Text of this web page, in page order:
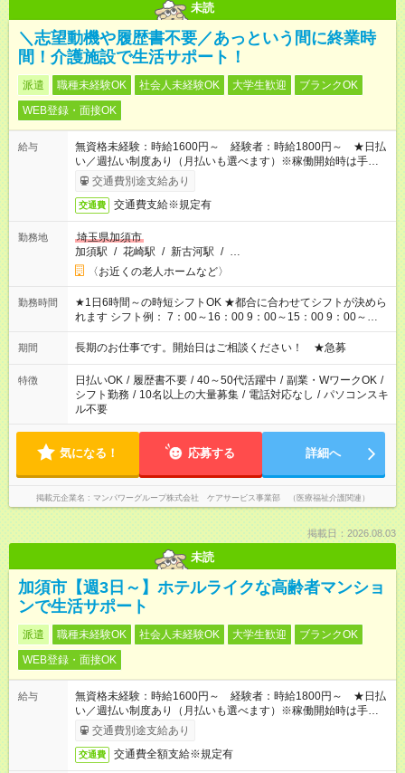
未読
＼志望動機や履歴書不要／あっという間に終業時
間！介護施設で生活サポート！
派遣 職種未経験OK 社会人未経験OK 大学生歓迎
ブランクOK
WEB登録・面接OK
給与
無資格未経験：時給1600円～ 経験者：時給1800円～ ★日払
い／週払い制度あり（月払いも選べます）※稼働開始時は手続き
完了次第のお支払いとなります。
交通費別途支給あり
交通費 交通費支給※規定有
勤務地
埼玉県加須市
加須駅 / 花崎駅 / 新古河駅 / …
〈お近くの老人ホームなど〉
勤務時間
★1日6時間～の時短シフトOK ★都合に合わせてシフトが決めら
れます シフト例： 7：00～16：00 9：00～15：00 9：00～
18：00 11：00～20：00 など ※Wワークの場合、他のお仕事と
合わせ週40時間超の就業はご案内できません ※法令に基づき、
派遣法（日雇い派遣の原則禁止）により、短時間・短期間の就
業はご案内が難しい場合があります
期間 長期のお仕事です。開始日はご相談ください！ ★急募
特徴 日払いOK / 履歴書不要 / 40～50代活躍中 / 副業・WワークOK /
シフト勤務 / 10名以上の大量募集 / 電話対応なし / パソコンスキ
ル不要
気になる！ 応募する 詳細へ
掲載元企業名 マンパワーグループ株式会社 ケアサービス事業部 （医療福祉介護関連）
掲載日：2026.08.03
未読
加須市【週3日～】ホテルライクな高齢者マンショ
ンで生活サポート
派遣 職種未経験OK 社会人未経験OK 大学生歓迎
ブランクOK
WEB登録・面接OK
給与
無資格未経験：時給1600円～ 経験者：時給1800円～ ★日払
い／週払い制度あり（月払いも選べます）※稼働開始時は手続き
完了次第のお支払いとなります。
交通費別途支給あり
交通費 交通費全額支給※規定有